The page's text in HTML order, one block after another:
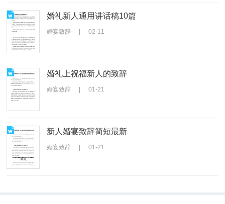
婚礼新人通用讲话稿10篇
婚宴致辞 02-11
婚礼上祝福新人的致辞
婚宴致辞 01-21
新人婚宴致辞简短最新
婚宴致辞 01-21